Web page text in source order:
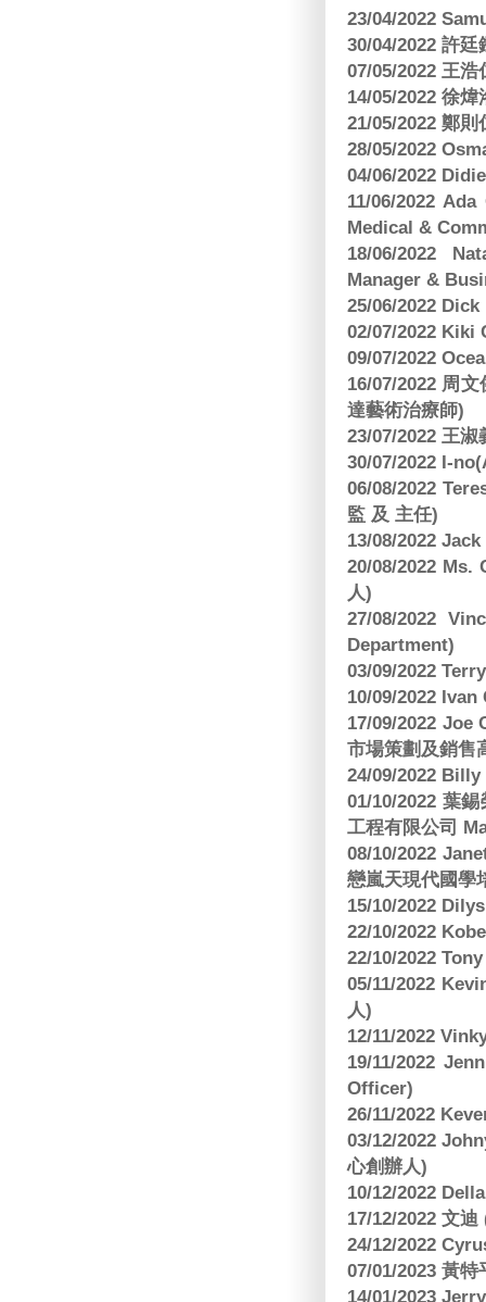
23/04/2022
30/04/2022 許
07/05/2022 王
14/05/2022 徐
21/05/2022 鄭
28/05/2022
04/06/2022
11/06/2022
Medical &
18/06/2022
Manager &
25/06/2022
02/07/2022 Kiki
09/07/2022
16/07/2022 周
達藝術治療師)
23/07/2022 王
30/07/2022 I-
06/08/2022
監 及 主任)
13/08/2022
20/08/2022
人)
27/08/2022
Department)
03/09/2022
10/09/2022
17/09/2022
市場策劃及銷售
24/09/2022
01/10/2022 葉
工程有限公司
08/10/2022
戀嵐天現代國學
15/10/2022
22/10/2022
22/10/2022
05/11/2022
人)
12/11/2022
19/11/2022
Officer)
26/11/2022
03/12/2022
心創辦人)
10/12/2022
17/12/2022 文
24/12/2022
07/01/2023 黃
14/01/2023